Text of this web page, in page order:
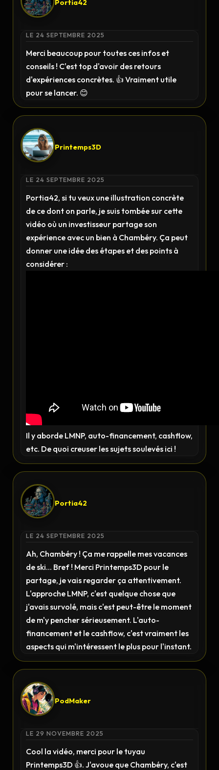
Portia42
LE 24 SEPTEMBRE 2025
Merci beaucoup pour toutes ces infos et
conseils ! C'est top d'avoir des retours
d'expériences concrètes. 👍 Vraiment utile
pour se lancer. 😊
Printemps3D
LE 24 SEPTEMBRE 2025
Portia42, si tu veux une illustration concrète
de ce dont on parle, je suis tombée sur cette
vidéo où un investisseur partage son
expérience avec un bien à Chambéry. Ça peut
donner une idée des étapes et des points à
considérer :
Il y aborde LMNP, auto-financement, cashflow,
etc. De quoi creuser les sujets soulevés ici !
Portia42
LE 24 SEPTEMBRE 2025
Ah, Chambéry ! Ça me rappelle mes vacances
de ski... Bref ! Merci Printemps3D pour le
partage, je vais regarder ça attentivement.
L'approche LMNP, c'est quelque chose que
j'avais survolé, mais c'est peut-être le moment
de m'y pencher sérieusement. L'auto-
financement et le cashflow, c'est vraiment les
aspects qui m'intéressent le plus pour l'instant.
PodMaker
LE 29 NOVEMBRE 2025
Cool la vidéo, merci pour le tuyau
Printemps3D 👍. J'avoue que Chambéry, c'est